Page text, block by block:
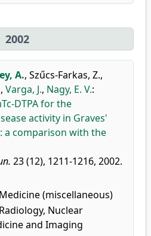
2002
A., Szűcs-Farkas, Z.,
, Varga, J., Nagy, E. V.:
DTPA for the
activity in Graves'
a comparison with the
23 (12), 1211-1216, 2002.
Medicine (miscellaneous)
Radiology, Nuclear
and Imaging